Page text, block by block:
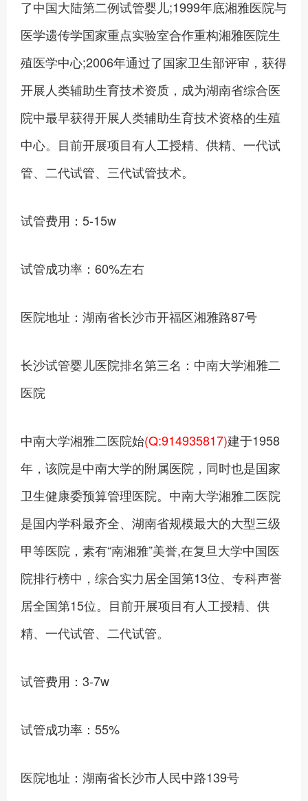
了中国大陆第二例试管婴儿;1999年底湘雅医院与
医学遗传学国家重点实验室合作重构湘雅医院生
殖医学中心;2006年通过了国家卫生部评审，获得
开展人类辅助生育技术资质，成为湖南省综合医
院中最早获得开展人类辅助生育技术资格的生殖
中心。目前开展项目有人工授精、供精、一代试
管、二代试管、三代试管技术。
试管费用：5-15w
试管成功率：60%左右
医院地址：湖南省长沙市开福区湘雅路87号
长沙试管婴儿医院排名第三名：中南大学湘雅二
医院
中南大学湘雅二医院始(Q:914935817)建于1958
年，该院是中南大学的附属医院，同时也是国家
卫生健康委预算管理医院。中南大学湘雅二医院
是国内学科最齐全、湖南省规模最大的大型三级
甲等医院，素有“南湘雅”美誉,在复旦大学中国医
院排行榜中，综合实力居全国第13位、专科声誉
居全国第15位。目前开展项目有人工授精、供
精、一代试管、二代试管。
试管费用：3-7w
试管成功率：55%
医院地址：湖南省长沙市人民中路139号